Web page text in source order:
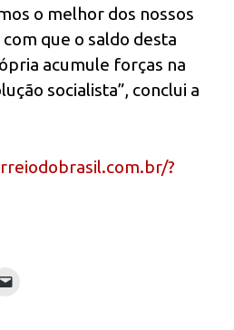
o melhor dos nossos
que o saldo desta
acumule forças na
socialista”, conclui a
?